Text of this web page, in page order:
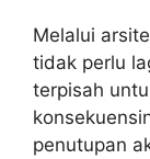
Melalui
tidak perlu
terpisah
penutupan